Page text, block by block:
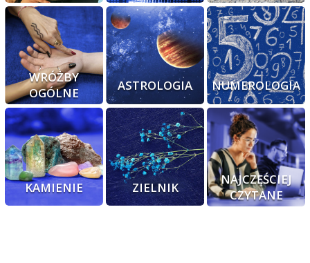
WRÓŻBY
OGÓLNE
ASTROLOGIA NUMEROLOGIA
KAMIENIE ZIELNIK
NAJCZĘŚCIEJ
CZYTANE